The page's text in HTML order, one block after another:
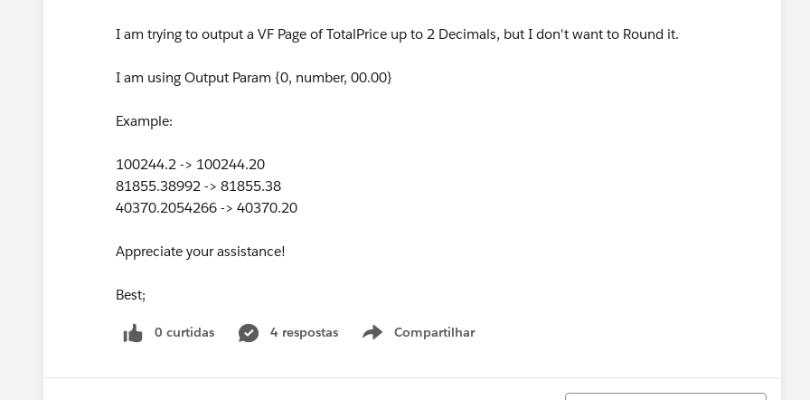
I am trying to output a VF Page of TotalPrice up to 2 Decimals, but I don't want to Round it.
I am using Output Param {0, number, 00.00}
Example:
100244.2 -> 100244.20
81855.38992 -> 81855.38
40370.2054266 -> 40370.20
Appreciate your assistance!
Best;
0 curtidas 4 respostas Compartilhar
Show menu